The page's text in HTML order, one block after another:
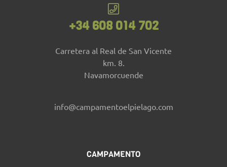
+34 608 014 702
Carretera al Real de San Vicente
km. 8.
Navamorcuende
info@campamentoelpielago.com
CAMPAMENTO